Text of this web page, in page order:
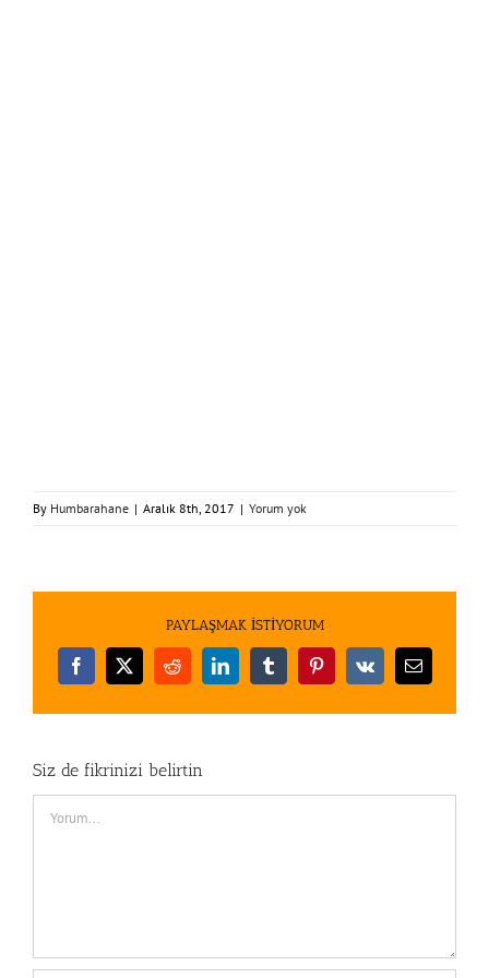
By Humbarahane | Aralık 8th, 2017 | Yorum yok
PAYLAŞMAK İSTİYORUM
Facebook
X RedditLinkedInTumblrPinterest
Vk
E-
Siz de fikrinizi belirtin